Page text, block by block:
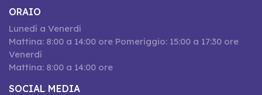
ORAIO
Lunedí a Venerdí
Mattina: 8:00 a 14:00 ore Pomeriggio: 15:00 a 17:30 ore
Venerdí
Mattina: 8:00 a 14:00 ore
SOCIAL MEDIA